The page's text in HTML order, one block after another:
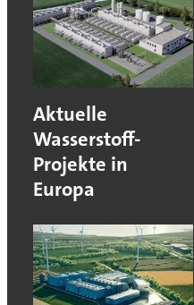
Aktuelle
Wasserstoff-
Projekte in
Europa